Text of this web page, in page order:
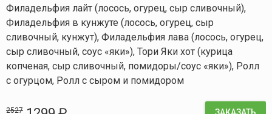
Филадельфия лайт (лосось, огурец, сыр сливочный),
Филадельфия в кунжуте (лосось, огурец, сыр
сливочный, кунжут), Филадельфия лава (лосось, огурец,
сыр сливочный, соус «яки»), Тори Яки хот (курица
копченая, сыр сливочный, помидоры/соус «яки»), Ролл
с огурцом, Ролл с сыром и помидором
2527 ЗАКАЗАТЬ